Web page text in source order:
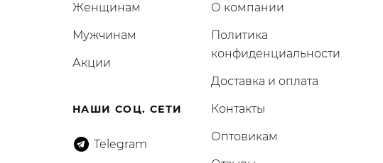
Женщинам
Мужчинам
Акции
НАШИ СОЦ. СЕТИ
Telegram
О компании
Политика
конфиденциальности
Доставка и оплата
Контакты
Оптовикам